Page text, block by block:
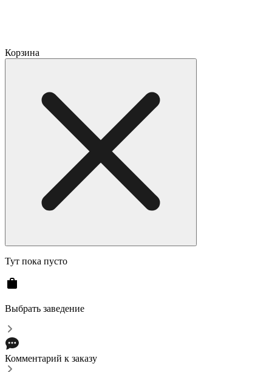
Корзина
Тут пока пусто
Выбрать заведение
Комментарий к заказу